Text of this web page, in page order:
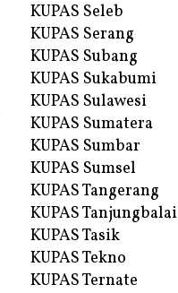
KUPAS Seleb
KUPAS Serang
KUPAS Subang
KUPAS Sukabumi
KUPAS Sulawesi
KUPAS Sumatera
KUPAS Sumbar
KUPAS Sumsel
KUPAS Tangerang
KUPAS Tanjungbalai
KUPAS Tasik
KUPAS Tekno
KUPAS Ternate